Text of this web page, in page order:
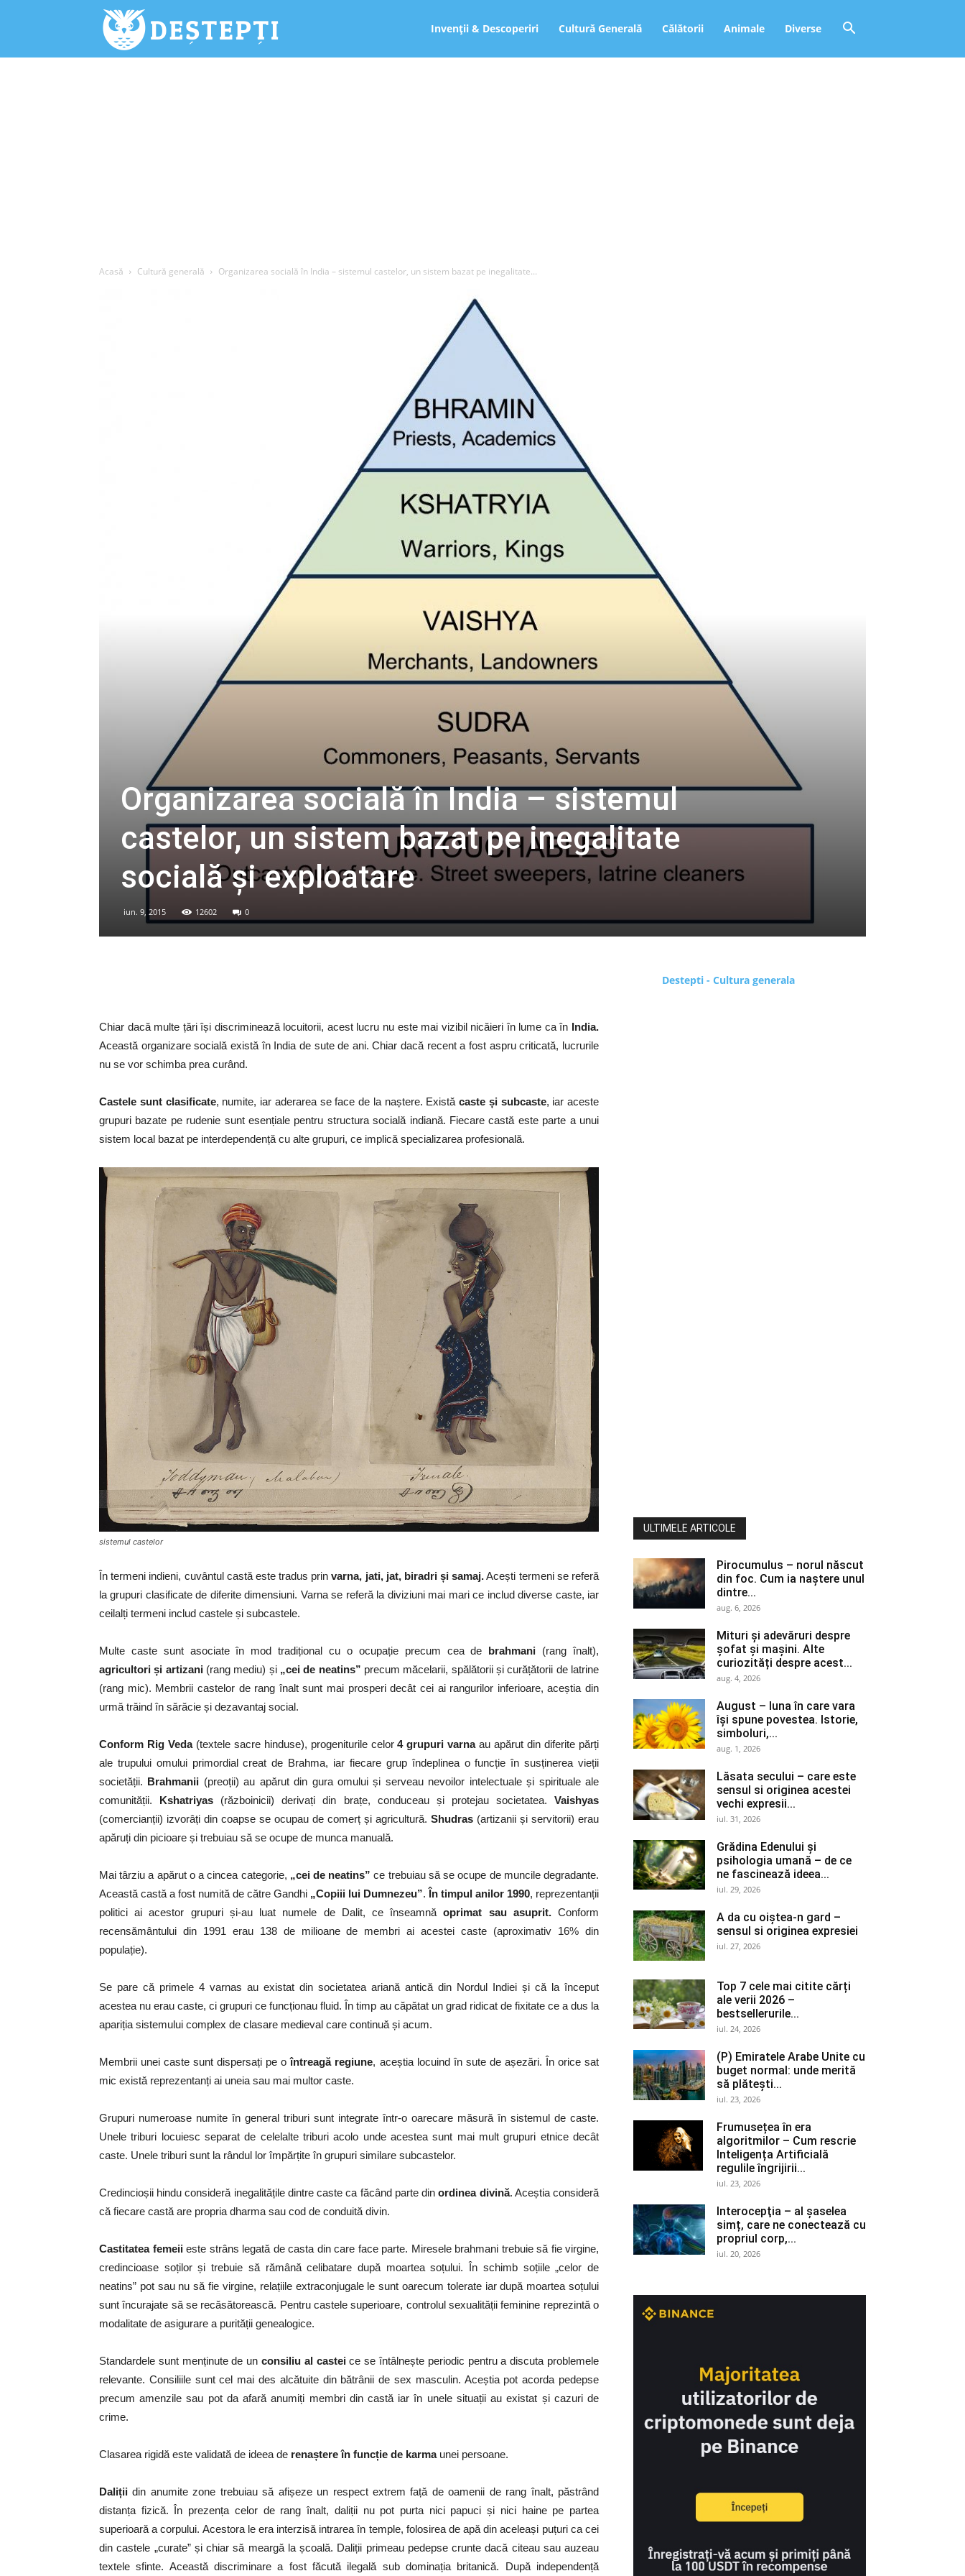
Deștepți.ro Invenții & Descoperiri Cultură Generală Călătorii Animale Diverse
Acasă Cultură generală Organizarea socială în India – sistemul castelor, un sistem bazat pe inegalitate...
Organizarea socială în India – sistemul
castelor, un sistem bazat pe inegalitate
socială şi exploatare
iun. 9, 2015 12602 0
Chiar dacă multe țări își discriminează locuitorii, acest lucru nu este mai vizibil nicăieri în lume ca în India.
Această organizare socială există în India de sute de ani. Chiar dacă recent a fost aspru criticată, lucrurile
nu se vor schimba prea curând.
Castele sunt clasificate, numite, iar aderarea se face de la naștere. Există caste și subcaste, iar aceste
grupuri bazate pe rudenie sunt esențiale pentru structura socială indiană. Fiecare castă este parte a unui
sistem local bazat pe interdependență cu alte grupuri, ce implică specializarea profesională.
sistemul castelor
În termeni indieni, cuvântul castă este tradus prinvarna, jati, jat, biradri și samaj.Acești termeni se referă
la grupuri clasificate de diferite dimensiuni. Varna se referă la diviziuni mai mari ce includ diverse caste, iar
ceilalți termeni includ castele și subcastele.
Multe caste sunt asociate în mod tradițional cu o ocupație precum cea de brahmani (rang înalt),
agricultori și artizani(rang mediu) și „cei de neatins” precum măcelarii, spălătorii și curățătorii de latrine
(rang mic). Membrii castelor de rang înalt sunt mai prosperi decât cei ai rangurilor inferioare, aceștia din
urmă trăind în sărăcie și dezavantaj social.
Conform Rig Veda(textele sacre hinduse), progeniturile celor4 grupuri varnaau apărut din diferite părți
ale trupului omului primordial creat de Brahma, iar fiecare grup îndeplinea o funcție în susținerea vieții
societății. Brahmanii (preoții) au apărut din gura omului și serveau nevoilor intelectuale și spirituale ale
comunității. Kshatriyas (războinicii) derivați din brațe, conduceau și protejau societatea.Vaishyas
(comercianții) izvorâți din coapse se ocupau de comerț și agricultură. Shudras (artizanii și servitorii) erau
apăruți din picioare și trebuiau să se ocupe de munca manuală.
Mai târziu a apărut o a cincea categorie, „cei de neatins” ce trebuiau să se ocupe de muncile degradante.
Această castă a fost numită de către Gandhi „Copiii lui Dumnezeu”. În timpul anilor 1990, reprezentanții
politici ai acestor grupuri și-au luat numele de Dalit, ce înseamnăoprimat sau asuprit.Conform
recensământului din 1991 erau 138 de milioane de membri ai acestei caste (aproximativ 16% din
populație).
Se pare că primele 4 varnas au existat din societatea ariană antică din Nordul Indiei și că la început
acestea nu erau caste, ci grupuri ce funcționau fluid. În timp au căpătat un grad ridicat de fixitate ce a dus la
apariția sistemului complex de clasare medieval care continuă și acum.
Membrii unei caste sunt dispersați pe oîntreagă regiune, aceștia locuind în sute de așezări. În orice sat
mic există reprezentanți ai uneia sau mai multor caste.
Grupuri numeroase numite în general triburi sunt integrate într-o oarecare măsură în sistemul de caste.
Unele triburi locuiesc separat de celelalte triburi acolo unde acestea sunt mai mult grupuri etnice decât
caste. Unele triburi sunt la rândul lor împărțite în grupuri similare subcastelor.
Credincioșii hindu consideră inegalitățile dintre caste ca făcând parte din ordinea divină. Aceștia consideră
că fiecare castă are propria dharma sau cod de conduită divin.
Castitatea femeiieste strâns legată de casta din care face parte. Miresele brahmani trebuie să fie virgine,
credincioase soților și trebuie să rămână celibatare după moartea soțului. În schimb soțiile „celor de
neatins” pot sau nu să fie virgine, relațiile extraconjugale le sunt oarecum tolerate iar după moartea soțului
sunt încurajate să se recăsătorească. Pentru castele superioare, controlul sexualității feminine reprezintă o
modalitate de asigurare a purității genealogice.
Standardele sunt menținute de un consiliu al casteice se întâlnește periodic pentru a discuta problemele
relevante. Consiliile sunt cel mai des alcătuite din bătrânii de sex masculin. Aceștia pot acorda pedepse
precum amenzile sau pot da afară anumiți membri din castă iar în unele situații au existat și cazuri de
crime.
Clasarea rigidă este validată de ideea de renaștere în funcție de karmaunei persoane.
Daliții din anumite zone trebuiau să afișeze un respect extrem față de oamenii de rang înalt, păstrând
distanța fizică. În prezența celor de rang înalt, daliții nu pot purta nici papuci și nici haine pe partea
superioară a corpului. Acestora le era interzisă intrarea în temple, folosirea de apă din aceleași puțuri ca cei
din castele „curate” și chiar să meargă la școală. Daliții primeau pedepse crunte dacă citeau sau auzeau
textele sfinte. Această discriminare a fost făcută ilegală sub dominația britanică. După independență
Destepti - Cultura generala
ULTIMELE ARTICOLE
Pirocumulus – norul născut
din foc. Cum ia naștere unul
dintre...
aug. 6, 2026
Mituri și adevăruri despre
șofat și mașini. Alte
curiozități despre acest...
aug. 4, 2026
August – luna în care vara
își spune povestea. Istorie,
simboluri,...
aug. 1, 2026
Lăsata secului – care este
sensul si originea acestei
vechi expresii...
iul. 31, 2026
Grădina Edenului și
psihologia umană – de ce
ne fascinează ideea...
iul. 29, 2026
A da cu oiștea-n gard –
sensul si originea expresiei
iul. 27, 2026
Top 7 cele mai citite cărți
ale verii 2026 –
bestsellerurile...
iul. 24, 2026
(P) Emiratele Arabe Unite cu
buget normal: unde merită
să plătești...
iul. 23, 2026
Frumusețea în era
algoritmilor – Cum rescrie
Inteligența Artificială
regulile îngrijirii...
iul. 23, 2026
Interocepţia – al șaselea
simț, care ne conectează cu
propriul corp,...
iul. 20, 2026